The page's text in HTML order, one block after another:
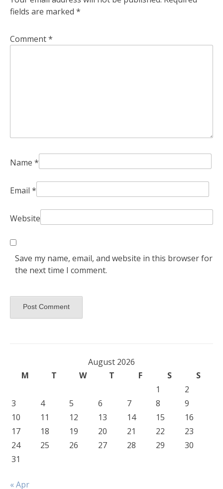
fields are marked *
Comment*
Name *
Email *
Website
Save my name, email, and website in this browser for
the next time I comment.
August 2026
M
T W T F S
S
1
2
3
4 5 6 7 8
9
10
11 12 13 14 15
16
17
18 19 20 21 22
23
24
25 26 27 28 29
30
31
« Apr